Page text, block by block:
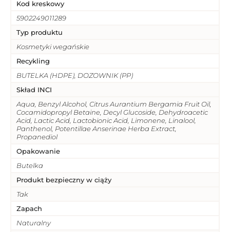
Kod kreskowy
5902249011289
Typ produktu
Kosmetyki wegańskie
Recykling
BUTELKA (HDPE), DOZOWNIK (PP)
Skład INCI
Aqua, Benzyl Alcohol, Citrus Aurantium Bergamia Fruit Oil,
Cocamidopropyl Betaine, Decyl Glucoside, Dehydroacetic
Acid, Lactic Acid, Lactobionic Acid, Limonene, Linalool,
Panthenol, Potentillae Anserinae Herba Extract,
Propanediol
Opakowanie
Butelka
Produkt bezpieczny w ciąży
Tak
Zapach
Naturalny